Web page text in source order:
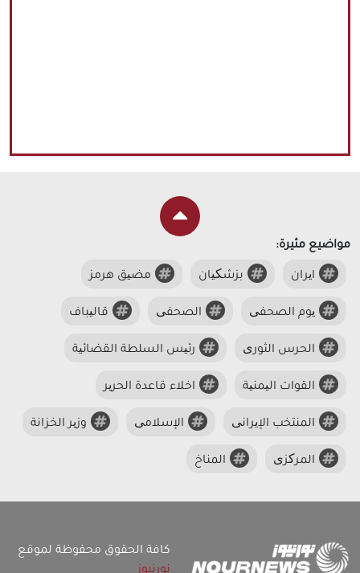
مواضيع مثيرة:
ایران بزشکیان مضیق هرمز
یوم الصحفی الصحفی قالیباف
الحرس الثوری رئیس السلطة القضائیة
القوات الیمنیة اخلاء قاعدة الحریر
المنتخب الإیرانی الإسلامی وزیر الخزانة
المرکزی المناخ
كافة الحقوق محفوظة لموقع